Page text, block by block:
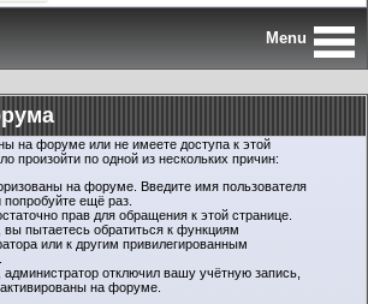
Menu
на форуме или не имеете доступа к этой
произойти по одной из нескольких причин:
на форуме. Введите имя пользователя
попробуйте ещё раз.
прав для обращения к этой странице.
пытаетесь обратиться к функциям
или к другим привилегированным
отключил вашу учётную запись,
на форуме.